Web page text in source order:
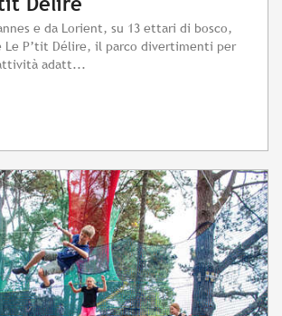
e da Lorient, su 13 ettari di bosco,
Le P’tit Délire, il parco divertimenti per
adatt...